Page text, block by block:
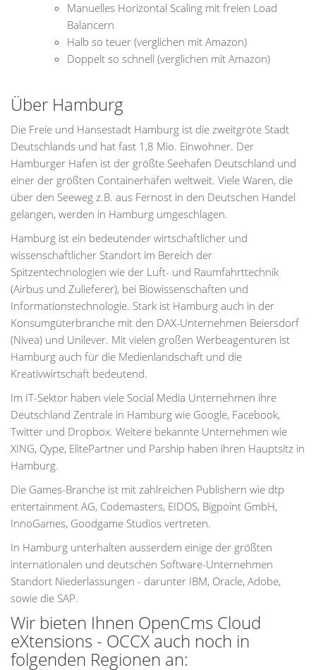
Manuelles Horizontal Scaling mit freien Load
Balancern
Halb so teuer (verglichen mit Amazon)
Doppelt so schnell (verglichen mit Amazon)
Über Hamburg
Die Freie und Hansestadt Hamburg ist die zweitgröte Stadt
Deutschlands und hat fast 1,8 Mio. Einwohner. Der
Hamburger Hafen ist der größte Seehafen Deutschland und
einer der größten Containerhäfen weltweit. Viele Waren, die
über den Seeweg z.B. aus Fernost in den Deutschen Handel
gelangen, werden in Hamburg umgeschlagen.
Hamburg ist ein bedeutender wirtschaftlicher und
wissenschaftlicher Standort im Bereich der
Spitzentechnologien wie der Luft- und Raumfahrttechnik
(Airbus und Zulieferer), bei Biowissenschaften und
Informationstechnologie. Stark ist Hamburg auch in der
Konsumgüterbranche mit den DAX-Unternehmen Beiersdorf
(Nivea) und Unilever. Mit vielen großen Werbeagenturen ist
Hamburg auch für die Medienlandschaft und die
Kreativwirtschaft bedeutend.
Im IT-Sektor haben viele Social Media Unternehmen ihre
Deutschland Zentrale in Hamburg wie Google, Facebook,
Twitter und Dropbox. Weitere bekannte Unternehmen wie
XING, Qype, ElitePartner und Parship haben ihren Hauptsitz in
Hamburg.
Die Games-Branche ist mit zahlreichen Publishern wie dtp
entertainment AG, Codemasters, EIDOS, Bigpoint GmbH,
InnoGames, Goodgame Studios vertreten.
In Hamburg unterhalten ausserdem einige der größten
internationalen und deutschen Software-Unternehmen
Standort Niederlassungen - darunter IBM, Oracle, Adobe,
sowie die SAP.
Wir bieten Ihnen OpenCms Cloud
eXtensions - OCCX auch noch in
folgenden Regionen an: